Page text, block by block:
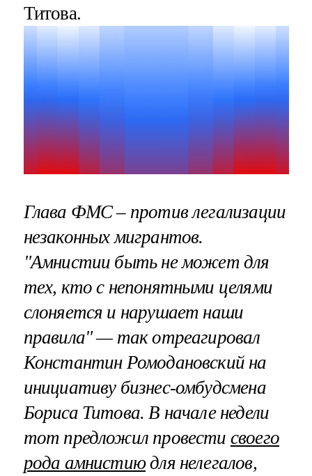
Титова.
Глава ФМС – против легализации
незаконных мигрантов.
"Амнистии быть не может для
тех, кто с непонятными целями
слоняется и нарушает наши
правила" — так отреагировал
Константин Ромодановский на
инициативу бизнес-омбудсмена
Бориса Титова. В начале недели
тот предложил провести своего
рода амнистиюдля нелегалов,